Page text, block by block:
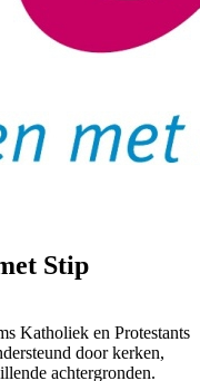
Stip
Katholiek en Protestants
door kerken,
achtergronden.